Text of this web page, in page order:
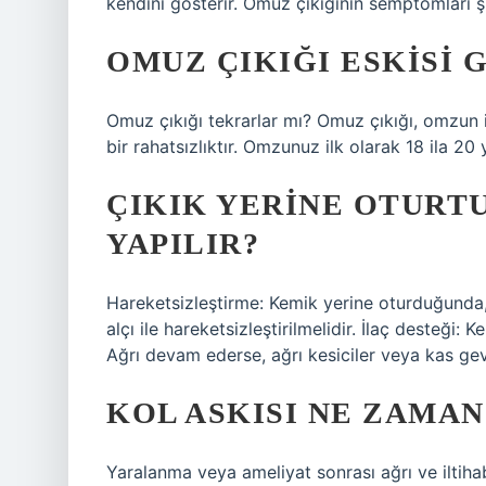
OMUZ ÇIKIĞI ESKISI
Omuz çıkığı tekrarlar mı? Omuz çıkığı,
bir rahatsızlıktır. Omzunuz ilk olarak 18 ila 20
ÇIKIK YERINE
YAPILIR?
Hareketsizleştirme: Kemik yerine
alçı ile hareketsizleştirilmelidir. İlaç desteği:
Ağrı devam ederse, ağrı kesiciler veya kas
KOL ASKISI NE
Yaralanma veya ameliyat sonrası ağrı ve